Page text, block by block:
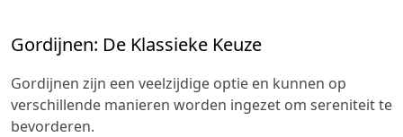
Gordijnen: De Klassieke Keuze
Gordijnen zijn een veelzijdige optie en kunnen op
verschillende manieren worden ingezet om sereniteit te
bevorderen.